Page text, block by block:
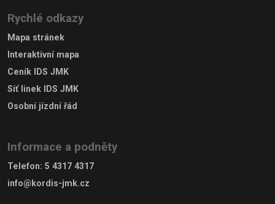
Rychlé odkazy
Mapa stránek
Interaktivní mapa
Ceník IDS JMK
Síť linek IDS JMK
Osobní jízdní řád
Informace a podněty
Telefon: 5 4317 4317
info@kordis-jmk.cz